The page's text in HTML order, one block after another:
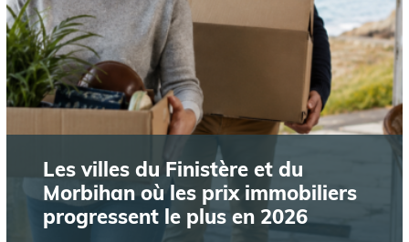
Les villes du Finistère et du
Morbihan où les prix immobiliers
progressent le plus en 2026